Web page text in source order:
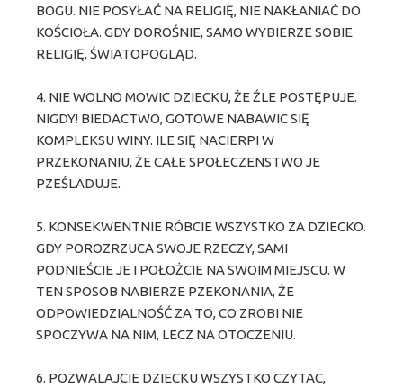
BOGU. NIE POSYŁAĆ NA RELIGIĘ, NIE NAKŁANIAĆ DO
KOŚCIOŁA. GDY DOROŚNIE, SAMO WYBIERZE SOBIE
RELIGIĘ, ŚWIATOPOGLĄD.
4. NIE WOLNO MOWIC DZIECKU, ŻE ŹLE POSTĘPUJE.
NIGDY! BIEDACTWO, GOTOWE NABAWIC SIĘ
KOMPLEKSU WINY. ILE SIĘ NACIERPI W
PRZEKONANIU, ŻE CAŁE SPOŁECZENSTWO JE
PZEŚLADUJE.
5. KONSEKWENTNIE RÓBCIE WSZYSTKO ZA DZIECKO.
GDY POROZRZUCA SWOJE RZECZY, SAMI
PODNIEŚCIE JE I POŁOŻCIE NA SWOIM MIEJSCU. W
TEN SPOSOB NABIERZE PZEKONANIA, ŻE
ODPOWIEDZIALNOŚĆ ZA TO, CO ZROBI NIE
SPOCZYWA NA NIM, LECZ NA OTOCZENIU.
6. POZWALAJCIE DZIECKU WSZYSTKO CZYTAC,